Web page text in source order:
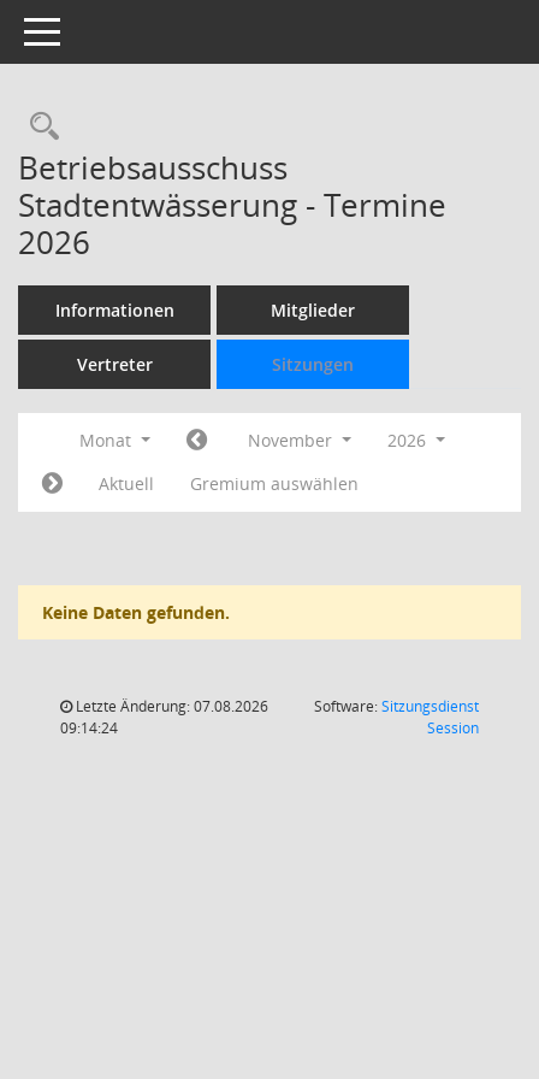
Toggle navigation
Rechercheauswahl
Betriebsausschuss
Stadtentwässerung - Termine
2026
Informationen Mitglieder
Vertreter Sitzungen
Monat November
2026
Aktuell
Gremium auswählen
Keine Daten gefunden.
Letzte Änderung: 07.08.2026
09:14:24
Software:Sitzungsdienst
Session(Wird in